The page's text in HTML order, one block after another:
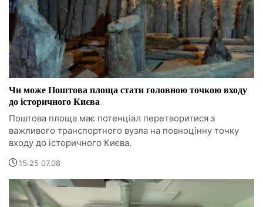
Чи може Поштова площа стати головною точкою входу
до історичного Києва
Поштова площа має потенціал перетворитися з
важливого транспортного вузла на повноцінну точку
входу до історичного Києва.
15:25 07.08